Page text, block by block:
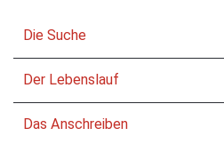
Die Suche
Der Lebenslauf
Das Anschreiben